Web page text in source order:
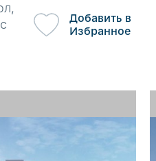
Добавить в
Избранное